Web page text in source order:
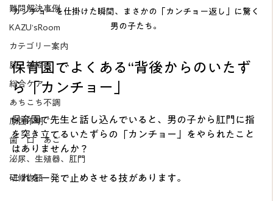
難問解決事例
KAZU’sRoom
カテゴリー案内
脳 神経
総合ケア
あちこち不調
原因不明
歯 口 あご
泌尿、生殖器、肛門
研修物語
カンチョーを仕掛けた瞬間、まさかの「カンチョー返し」に驚く
男の子たち。
保育園でよくある“背後からのいたず
ら「カンチョー」
保育園で先生と話し込んでいると、男の子から肛門に指
を突き立てるいたずらの「カンチョー」をやられたこと
はありませんか？
これを一発で止めさせる技があります。